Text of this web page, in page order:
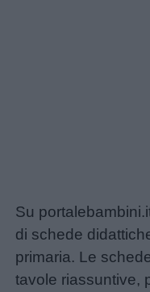
Su
di schede
primaria. Le
tavole riassuntive,